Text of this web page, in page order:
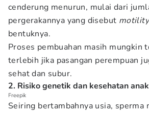
cenderung menurun, mulai dari
pergerakannya yang disebut motility
bentuknya.
Proses pembuahan masih mungkin
terlebih jika pasangan perempuan
sehat dan subur.
2. Risiko genetik dan kesehatan
Freepik
Seiring bertambahnya usia, sperma